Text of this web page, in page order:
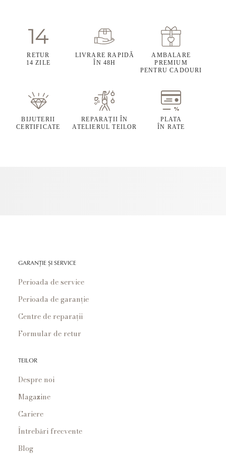
RETUR
14 ZILE
LIVRARE RAPIDĂ
ÎN 48H
AMBALARE
PREMIUM
PENTRU CADOURI
BIJUTERII
CERTIFICATE
REPARAȚII ÎN
ATELIERUL TEILOR
PLATA
ÎN RATE
GARANȚIE ȘI SERVICE
Perioada de service
Perioada de garanție
Centre de reparații
Formular de retur
TEILOR
Despre noi
Magazine
Cariere
Întrebări frecvente
Blog